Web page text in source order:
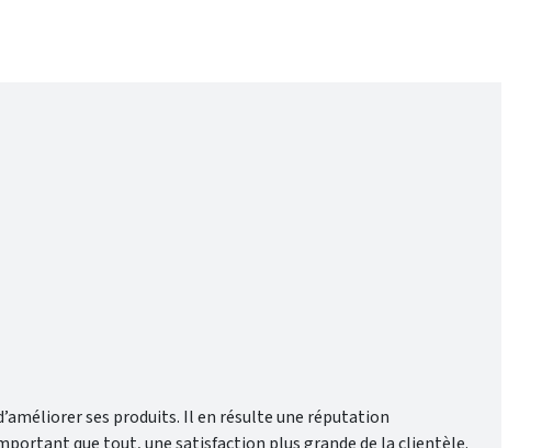
ses produits. Il en résulte une réputation